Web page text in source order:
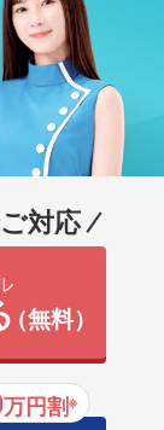
対応
（無料）
万円割※